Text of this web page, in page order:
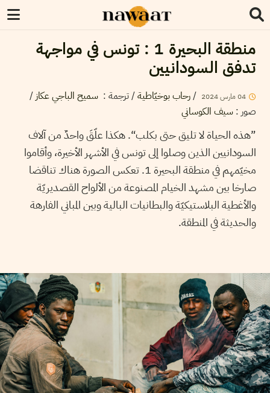
منطقة البحيرة 1 : تونس في مواجهة
تدفق السودانيين
04مارس2024
/رحاب بوخيّاطية/ ترجمة : سميح الباجي عكاز /
صور : سيف الكوساني
”هذه الحياة لا تليق حتى بكلب“. هكذا علّقَ واحدٌ من آلاف
السودانيين الذين وصلوا إلى تونس في الأشهر الأخيرة، وأقاموا
مخيّمهم في منطقة البحيرة 1. تعكس الصورة هناك تناقضا
صارخا بين مشهد الخيام المصنوعة من الألواح القصديريّة
والأغطية البلاستيكيّة والبطانيات البالية وبين المباني الفارهة
والحديثة في المنطقة.